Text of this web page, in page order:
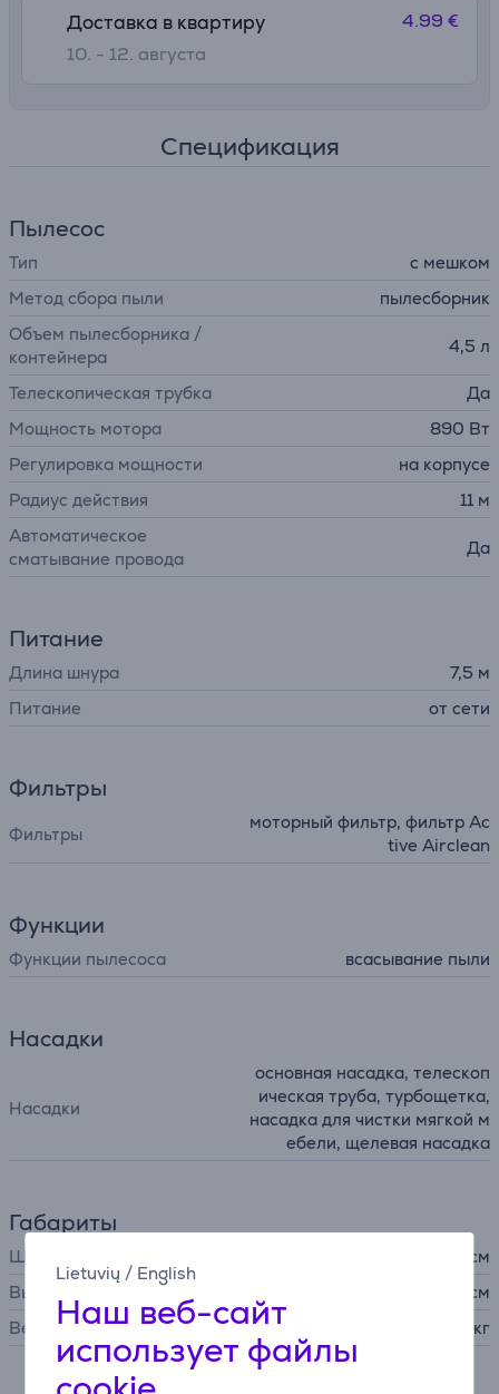
Lietuvių / English
Наш веб-сайт
использует файлы
Доставка в квартиру
10. - 12. августа
4.99 €
Спецификация
Пылесос
Тип
с мешком
Метод сбора пыли
пылесборник
Объем пылесборника /
контейнера
4,5 л
Телескопическая трубка
Да
Мощность мотора
890 Вт
Регулировка мощности
на корпусе
Радиус действия
11 м
Автоматическое
сматывание провода
Да
Питание
Длина шнура
7,5 м
Питание
от сети
Фильтры
Фильтры
моторный фильтр, фильтр Ac
tive Airclean
Функции
Функции пылесоса всасывание пыли
Насадки
Насадки
основная насадка, телескоп
ическая труба, турбощетка,
насадка для чистки мягкой м
ебели, щелевая насадка
Габариты
Ширина
49,6 см
Высота
22,7 см
Вес
7,3 кг